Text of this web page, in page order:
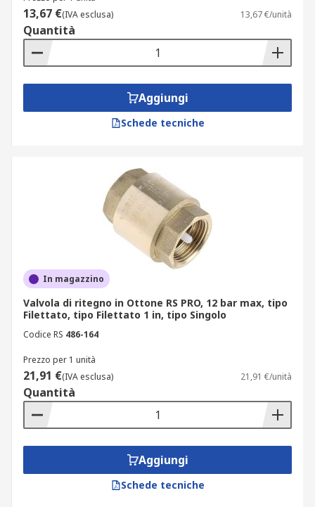
vapore, gas e servizi di pubblica utilità
grazie alla sua eccellente resistenza alla
valvola di non ritorno acqua in plastica
Cloruro di polivinile (PVC): resistente alla
ritegno di muoversi facilmente.
Cloruro di polivinile clorurato (CPVC): il
CPVC ha le stesse qualità del PVC ma è in
grado di sopportare applicazioni ad alta
Polipropilene (PP): ha eccezionale
resistenza alla corrosione, superiore a CPVC
e PVC.
Difluoruro di polivinilidene (PVDF): per
un'eccezionale purezza e resistenza ad
acidi, solventi e idrocarburi.
Applicazioni delle valvole di ritegno
Le valvole di ritegno sono praticamente presenti
in qualsiasi tipo di struttura, dagli impianti
industriali alle abitazioni.
13,67 €(IVA esclusa) 13,67 €/unità
Quantità
Aggiungi
Schede tecniche
In magazzino
Valvola di ritegno in Ottone RS PRO, 12 bar max, tipo
Filettato, tipo Filettato 1 in, tipo Singolo
Codice RS 486-164
Prezzo per 1 unità
21,91 €(IVA esclusa) 21,91 €/unità
Quantità
Aggiungi
Schede tecniche